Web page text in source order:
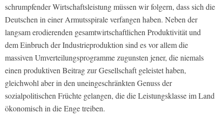
schrumpfender Wirtschaftsleistung müssen wir folgern, dass sich die
Deutschen in einer Armutsspirale verfangen haben. Neben der
langsam erodierenden gesamtwirtschaftlichen Produktivität und
dem Einbruch der Industrieproduktion sind es vor allem die
massiven Umverteilungsprogramme zugunsten jener, die niemals
einen produktiven Beitrag zur Gesellschaft geleistet haben,
gleichwohl aber in den uneingeschränkten Genuss der
sozialpolitischen Früchte gelangen, die die Leistungsklasse im Land
ökonomisch in die Enge treiben.